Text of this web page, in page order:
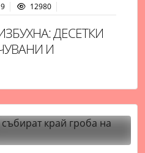
12980
ДЕСЕТКИ
И